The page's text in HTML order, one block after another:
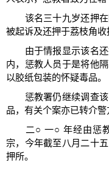
该名三十九岁还押在
被起诉及还押于荔枝角收
由于情报显示该名还
内，惩教人员于是将他
以胶纸包装的怀疑毒品。
惩教署仍继续调查该
品，有关个案亦已转介警
二○ 一○ 年经由惩教
宗，今年截至八月二十
押所。